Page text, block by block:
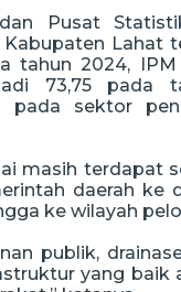
Pusat
Lahat
tahun 2024,
73,75 pada
pada sektor
masih terdapat
daerah ke
ke wilayah
publik,
yang